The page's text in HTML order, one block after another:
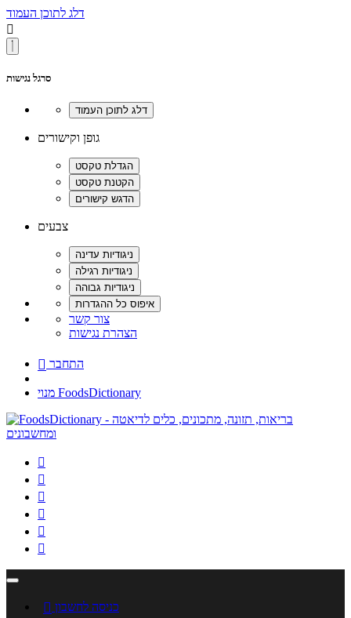
דלג לתוכן העמוד

סרגל נגישות
גופן וקישורים
צבעים
צור קשר
הצהרת נגישות
 התחבר
מנוי FoodsDictionary






 כניסה לחשבון